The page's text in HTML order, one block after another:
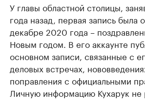
У главы областной столицы,
года назад, первая запись была
декабре 2020 года –
Новым годом. В его аккаунте
основном записи, связанные с
деловых встречах,
поправления с официальными
Личную информацию Кухарук не